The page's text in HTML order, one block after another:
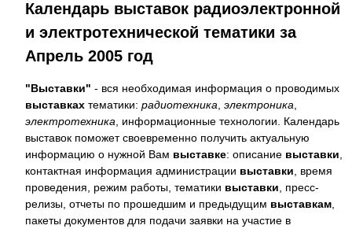
Календарь выставок радиоэлектронной
и электротехнической тематики за
Апрель 2005 год
"Выставки" - вся необходимая информация о проводимых
выставках тематики: радиотехника электроника
электротехника , информационные технологии. Календарь
выставок поможет своевременно получить актуальную
информацию о нужной Вам выставке: описание выставки
контактная информация администрации выставки , время
проведения, режим работы, тематики выставки , пресс-
релизы, отчеты по прошедшим и предыдущим выставкам
пакеты документов для подачи заявки на участие в